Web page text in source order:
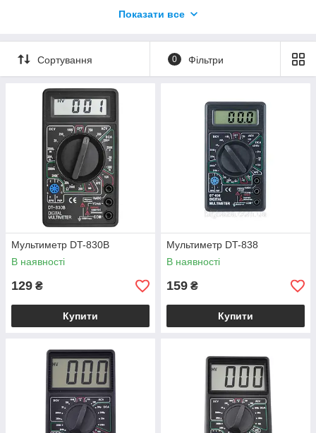
вказаними телефонами і наші фахівці Вам з радістю дадуть
Показати все
Сортування 0 Фільтри
Мультиметр DT-830B
В наявності
129 ₴
Купити
Мультиметр DT-838
В наявності
159 ₴
Купити